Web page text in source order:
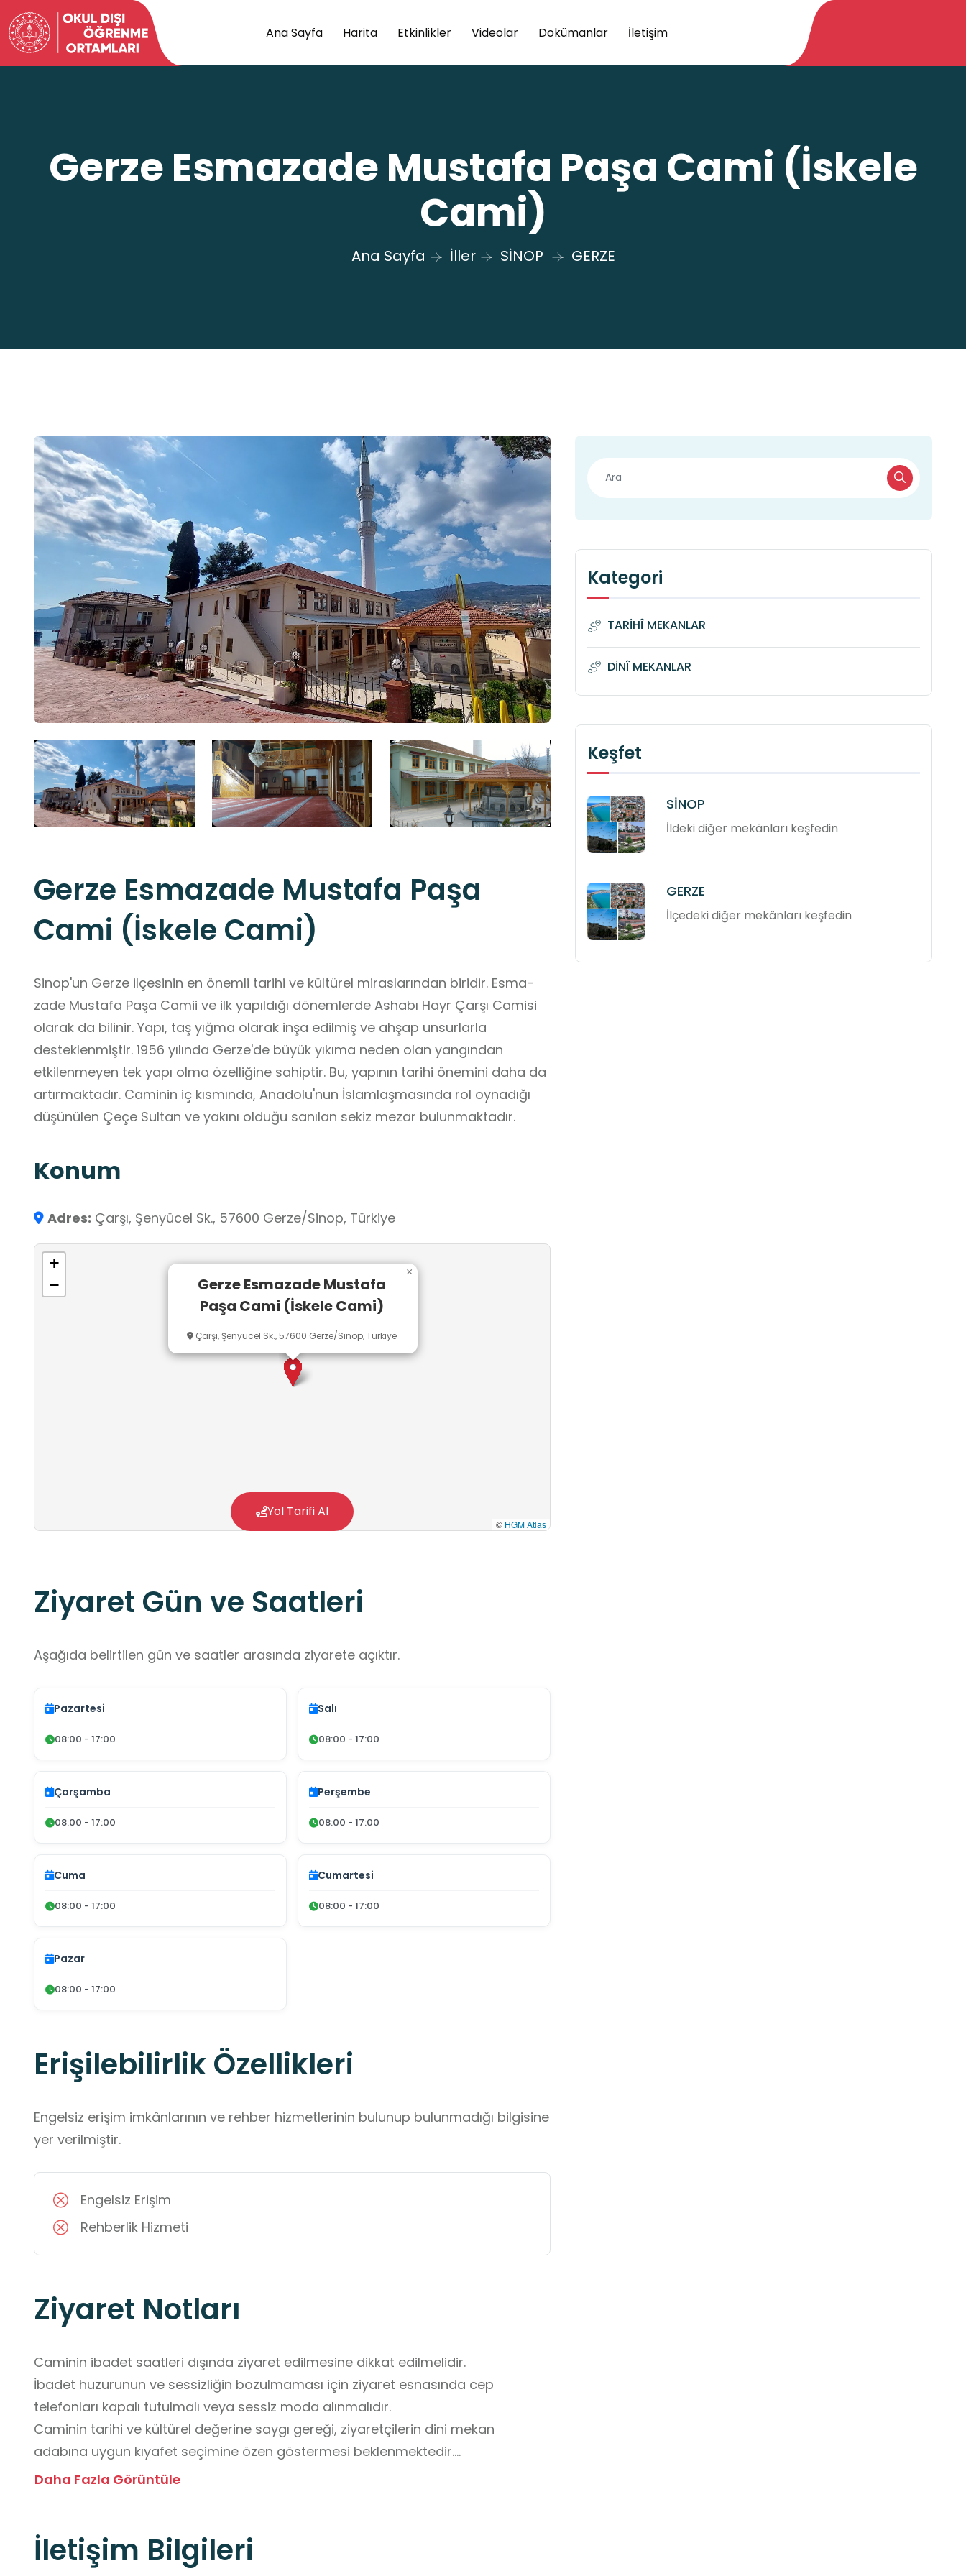
Ana Sayfa Harita Etkinlikler Videolar Dokümanlar İletişim
Gerze Esmazade Mustafa Paşa Cami (İskele
Cami)
Ana Sayfa İller SİNOP GERZE
Gerze Esmazade Mustafa Paşa
Cami (İskele Cami)
Sinop'un Gerze ilçesinin en önemli tarihi ve kültürel miraslarından biridir. Esma-
zade Mustafa Paşa Camii ve ilk yapıldığı dönemlerde Ashabı Hayr Çarşı Camisi
olarak da bilinir. Yapı, taş yığma olarak inşa edilmiş ve ahşap unsurlarla
desteklenmiştir. 1956 yılında Gerze'de büyük yıkıma neden olan yangından
etkilenmeyen tek yapı olma özelliğine sahiptir. Bu, yapının tarihi önemini daha da
artırmaktadır. Caminin iç kısmında, Anadolu'nun İslamlaşmasında rol oynadığı
düşünülen Çeçe Sultan ve yakını olduğu sanılan sekiz mezar bulunmaktadır.
Konum
Adres: Çarşı, Şenyücel Sk., 57600 Gerze/Sinop, Türkiye
Gerze Esmazade Mustafa
Paşa Cami (İskele Cami)
Çarşı, Şenyücel Sk., 57600 Gerze/Sinop, Türkiye
×
+
−
© HGM Atlas
Yol Tarifi Al
Ziyaret Gün ve Saatleri
Aşağıda belirtilen gün ve saatler arasında ziyarete açıktır.
Pazartesi
08:00 - 17:00
Salı
08:00 - 17:00
Çarşamba
08:00 - 17:00
Perşembe
08:00 - 17:00
Cuma
08:00 - 17:00
Cumartesi
08:00 - 17:00
Pazar
08:00 - 17:00
Erişilebilirlik Özellikleri
Engelsiz erişim imkânlarının ve rehber hizmetlerinin bulunup bulunmadığı bilgisine
yer verilmiştir.
Engelsiz Erişim
Rehberlik Hizmeti
Ziyaret Notları
Caminin ibadet saatleri dışında ziyaret edilmesine dikkat edilmelidir.
İbadet huzurunun ve sessizliğin bozulmaması için ziyaret esnasında cep
telefonları kapalı tutulmalı veya sessiz moda alınmalıdır.
Caminin tarihi ve kültürel değerine saygı gereği, ziyaretçilerin dini mekan
adabına uygun kıyafet seçimine özen göstermesi beklenmektedir.
Camiye girerken ayakkabılar çıkarılmalıdır.
Daha Fazla Görüntüle
İletişim Bilgileri
Kategori
TARİHÎ MEKANLAR
DİNÎ MEKANLAR
Keşfet
SİNOP
İldeki diğer mekânları keşfedin
GERZE
İlçedeki diğer mekânları keşfedin